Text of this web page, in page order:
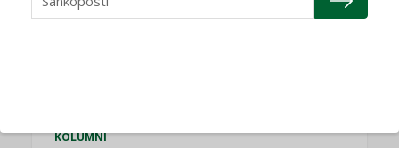
Yli miljoona kotia on vailla toimivaa
KOLUMNI